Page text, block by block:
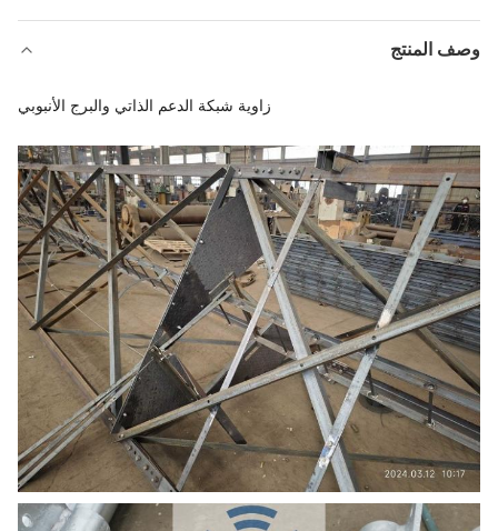
وصف المنتج
زاوية شبكة الدعم الذاتي والبرج الأنبوبي